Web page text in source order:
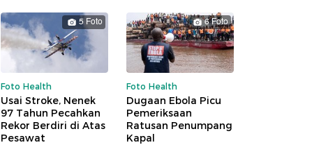
5 Foto
Foto Health
Usai Stroke, Nenek
97 Tahun Pecahkan
Rekor Berdiri di Atas
Pesawat
6 Foto
Foto Health
Dugaan Ebola Picu
Pemeriksaan
Ratusan Penumpang
Kapal